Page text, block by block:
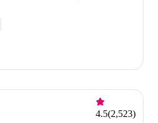
4.5(2,523)